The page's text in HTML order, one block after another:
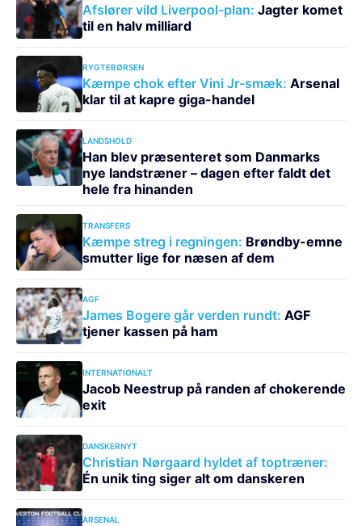
Afslører vild Liverpool-plan: Jagter komet
til en halv milliard
RYGTEBØRSEN
Kæmpe chok efter Vini Jr-smæk: Arsenal
klar til at kapre giga-handel
LANDSHOLD
Han blev præsenteret som Danmarks
nye landstræner – dagen efter faldt det
hele fra hinanden
TRANSFERS
Kæmpe streg i regningen: Brøndby-emne
smutter lige for næsen af dem
AGF
James Bogere går verden rundt: AGF
tjener kassen på ham
INTERNATIONALT
Jacob Neestrup på randen af chokerende
exit
DANSKERNYT
Christian Nørgaard hyldet af toptræner:
Én unik ting siger alt om danskeren
ARSENAL